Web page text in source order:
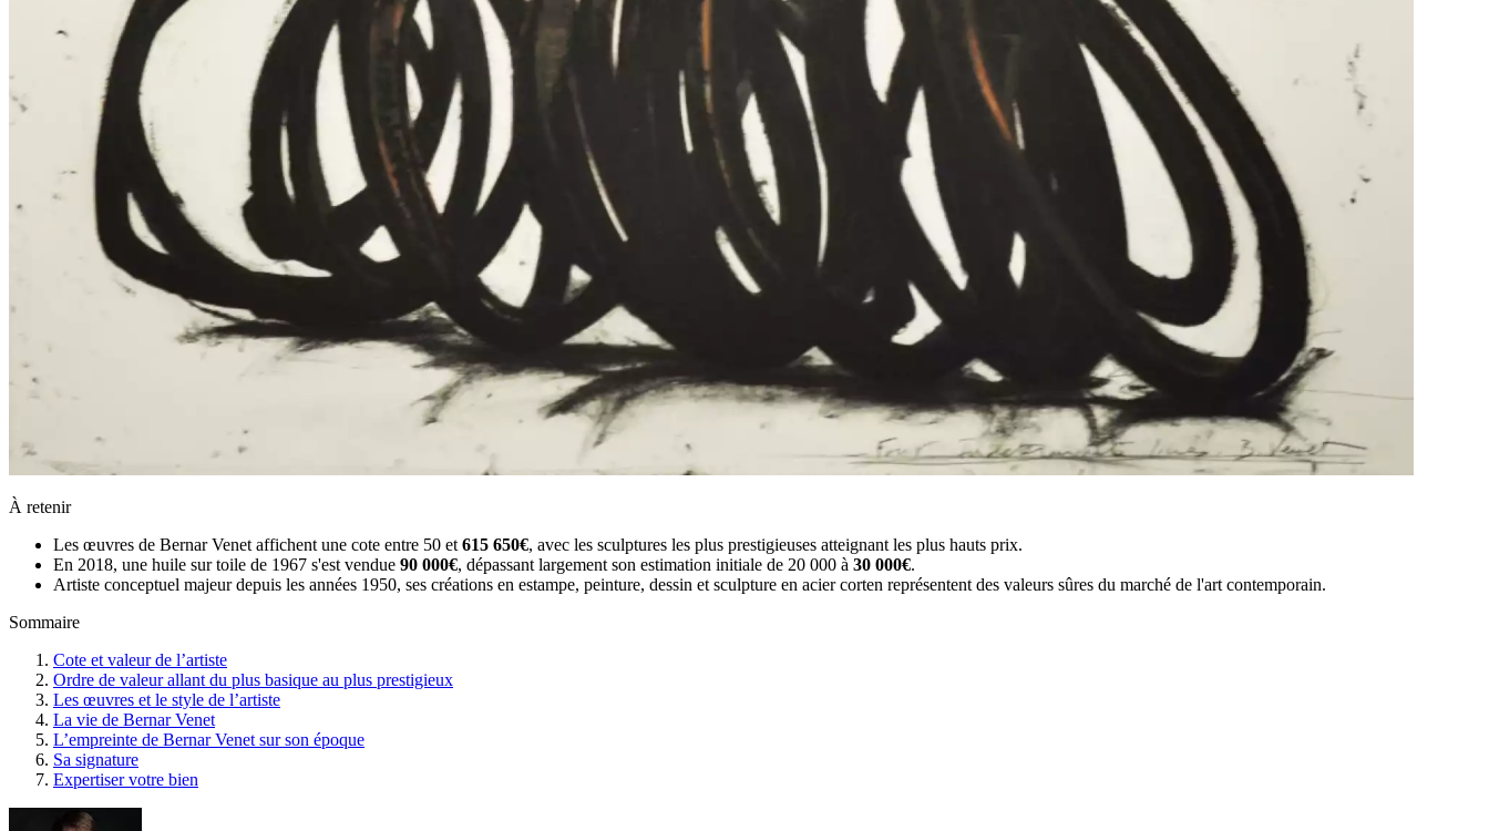
À retenir
Les œuvres de Bernar Venet affichent une cote entre 50 et 615 650€, avec les sculptures les plus prestigieuses atteignant les plus hauts prix.
En 2018, une huile sur toile de 1967 s'est vendue 90 000€, dépassant largement son estimation initiale de 20 000 à 30 000€.
Artiste conceptuel majeur depuis les années 1950, ses créations en estampe, peinture, dessin et sculpture en acier corten représentent des valeurs sûres du marché de l'art contemporain.
Sommaire
Cote et valeur de l’artiste
Ordre de valeur allant du plus basique au plus prestigieux
Les œuvres et le style de l’artiste
La vie de Bernar Venet
L’empreinte de Bernar Venet sur son époque
Sa signature
Expertiser votre bien